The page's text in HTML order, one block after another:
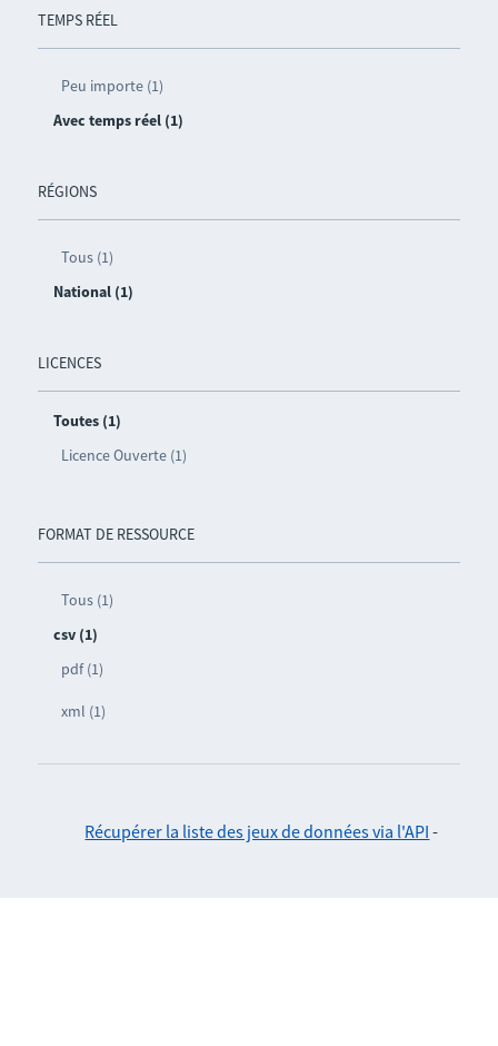
TEMPS RÉEL
Peu importe (1)
Avec temps réel (1)
RÉGIONS
Tous (1)
National (1)
LICENCES
Toutes (1)
Licence Ouverte (1)
FORMAT DE RESSOURCE
Tous (1)
csv (1)
pdf (1)
xml (1)
Récupérer la liste des jeux de données via l'API -